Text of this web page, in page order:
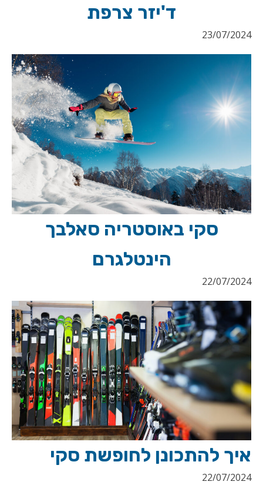
ד'יזר צרפת
23/07/2024
סקי באוסטריה סאלבך
הינטלגרם
22/07/2024
איך להתכונן לחופשת סקי
22/07/2024